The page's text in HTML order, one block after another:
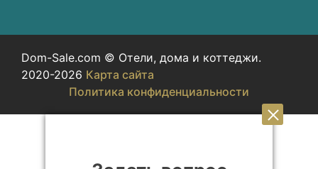
Dom-Sale.com © Отели, дома и коттеджи.
2020-2026 Карта сайта
Политика конфиденциальности